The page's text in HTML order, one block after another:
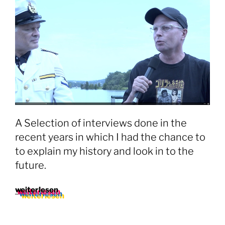
A Selection of interviews done in the
recent years in which I had the chance to
to explain my history and look in to the
future.
„Interviews“
weiterlesen